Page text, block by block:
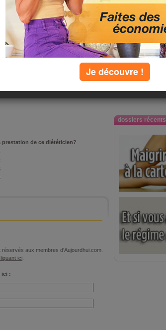
dossiers récents
prestation de ce diététicien?
aux membres d'Aujourdhui.com.
ici
ici :
Je découvre !